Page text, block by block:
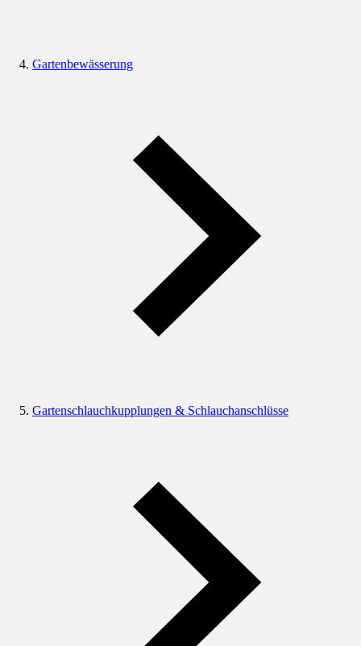
Gartenbewässerung
Gartenschlauchkupplungen & Schlauchanschlüsse